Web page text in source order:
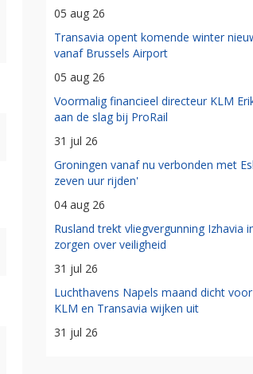
05 aug 26
Transavia opent komende winter
vanaf Brussels Airport
05 aug 26
Voormalig financieel directeur KLM
aan de slag bij ProRail
31 jul 26
Groningen vanaf nu verbonden met
zeven uur rijden'
04 aug 26
Rusland trekt vliegvergunning Izhavia
zorgen over veiligheid
31 jul 26
Luchthavens Napels maand dicht
KLM en Transavia wijken uit
31 jul 26